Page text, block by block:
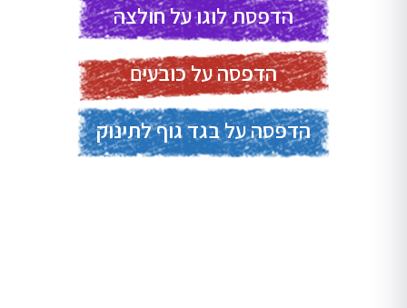
הדפסת לוגו על חולצה
הדפסה על כובעים
הדפסה על בגד גוף לתינוק